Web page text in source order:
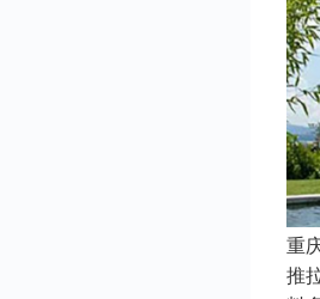
重
推